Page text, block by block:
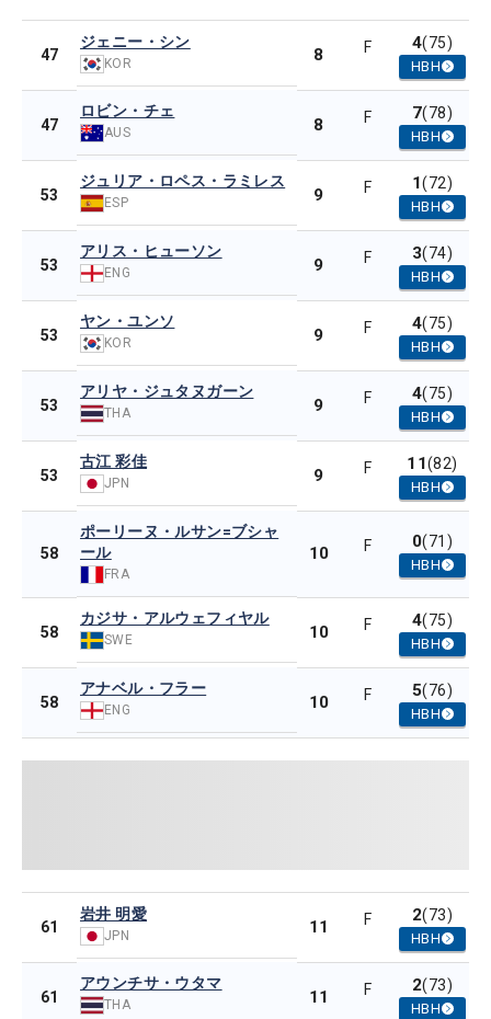
47
ジェニー・シン
KOR 8 F 4(75)
HBH
47
ロビン・チェ
AUS 8 F 7(78)
HBH
53
ジュリア・ロペス・ラミレス
ESP 9 F 1(72)
HBH
53
アリス・ヒューソン
ENG 9 F 3(74)
HBH
53
ヤン・ユンソ
KOR 9 F 4(75)
HBH
53
アリヤ・ジュタヌガーン
THA 9 F 4(75)
HBH
53
古江 彩佳
JPN 9 F 11(82)
HBH
58
ポーリーヌ・ルサン=ブシャ
ール
FRA
10 F 0(71)
HBH
58
カジサ・アルウェフィヤル
SWE 10 F 4(75)
HBH
58
アナベル・フラー
ENG 10 F 5(76)
HBH
61
岩井 明愛
JPN 11 F 2(73)
HBH
61
アウンチサ・ウタマ
THA 11 F 2(73)
HBH